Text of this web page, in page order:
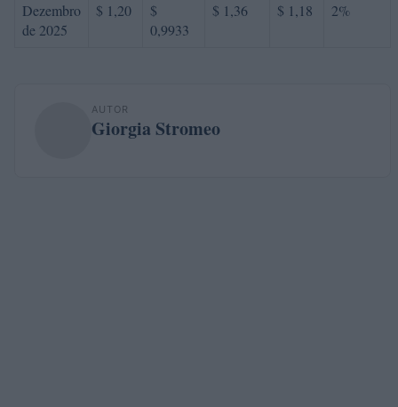
Dezembro
de 2025
$ 1,20
$
0,9933
$ 1,36 $ 1,18 2%
AUTOR
Giorgia Stromeo